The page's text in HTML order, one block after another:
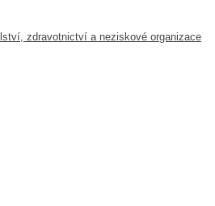
zdravotnictví a neziskové organizace